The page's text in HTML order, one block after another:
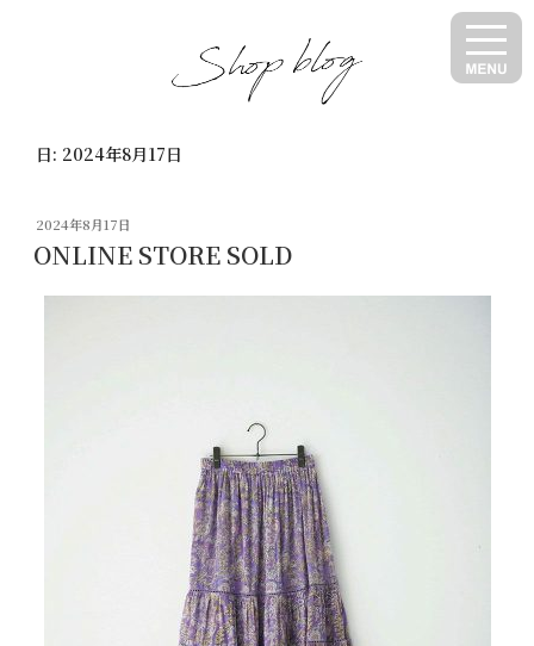
日: 2024年8月17日
投
稿
日:
2024年8月17日
ONLINE STORE SOLD